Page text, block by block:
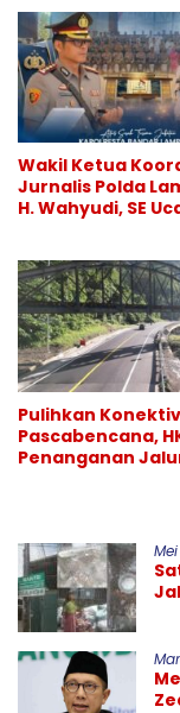
Wakil Ketua
Jurnalis Polda
H. Wahyudi, SE
Lampung
Pulihkan
Pascabencana,
Penanganan